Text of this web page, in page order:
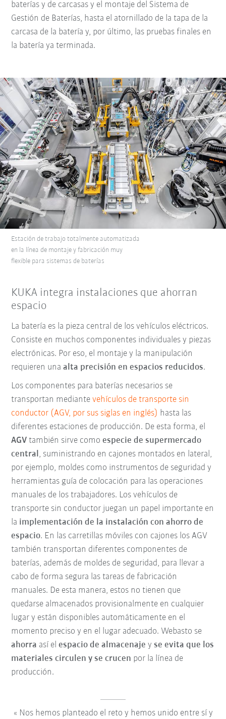
baterías y de carcasas y el montaje del Sistema de
Gestión de Baterías, hasta el atornillado de la tapa de la
carcasa de la batería y, por último, las pruebas finales en
la batería ya terminada.
Estación de trabajo totalmente automatizada
en la línea de montaje y fabricación muy
flexible para sistemas de baterías
KUKA integra instalaciones que ahorran
espacio
La batería es la pieza central de los vehículos eléctricos.
Consiste en muchos componentes individuales y piezas
electrónicas. Por eso, el montaje y la manipulación
requieren unaalta precisión en espacios reducidos.
Los componentes para baterías necesarios se
transportan mediantevehículos de transporte sin
conductor (AGV, por sus siglas en inglés) hasta las
diferentes estaciones de producción. De esta forma, el
AGV también sirve comoespecie de supermercado
central , suministrando en cajones montados en lateral,
por ejemplo, moldes como instrumentos de seguridad y
herramientas guía de colocación para las operaciones
manuales de los trabajadores. Los vehículos de
transporte sin conductor juegan un papel importante en
la implementación de la instalación con ahorro de
espacio. En las carretillas móviles con cajones los AGV
también transportan diferentes componentes de
baterías, además de moldes de seguridad, para llevar a
cabo de forma segura las tareas de fabricación
manuales. De esta manera, estos no tienen que
quedarse almacenados provisionalmente en cualquier
lugar y están disponibles automáticamente en el
momento preciso y en el lugar adecuado. Webasto se
ahorra así elespacio de almacenaje yse evita que los
materiales circulen y se crucen por la línea de
producción.
Nos hemos planteado el reto y hemos unido entre sí y